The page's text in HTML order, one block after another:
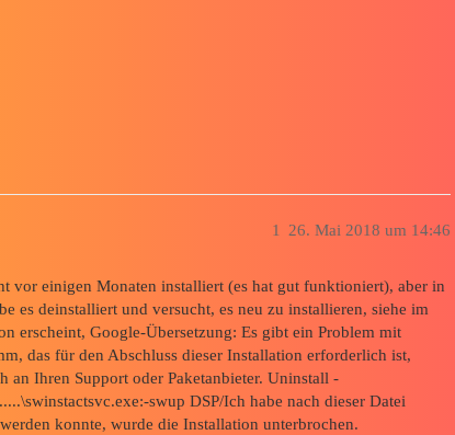
26. Mai 2018 um 14:46
1
vor einigen Monaten installiert (es hat gut funktioniert), aber in
es deinstalliert und versucht, es neu zu installieren, siehe im
erscheint, Google-Übersetzung: Es gibt ein Problem mit
das für den Abschluss dieser Installation erforderlich ist,
an Ihren Support oder Paketanbieter. Uninstall -
swup DSP/Ich habe nach dieser Datei
konnte, wurde die Installation unterbrochen.